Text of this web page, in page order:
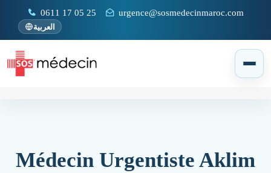
0611 17 05 25 urgence@sosmedecinmaroc.com
العربية
Médecin Urgentiste Aklim